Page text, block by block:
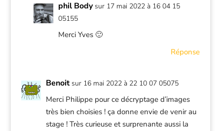
phil Body sur 17 mai 2022 à 16 04 15
05155
Merci Yves 🙂
Réponse
Benoit sur 16 mai 2022 à 22 10 07 05075
Merci Philippe pour ce décryptage d’images
très bien choisies ! ça donne envie de venir au
stage ! Très curieuse et surprenante aussi la